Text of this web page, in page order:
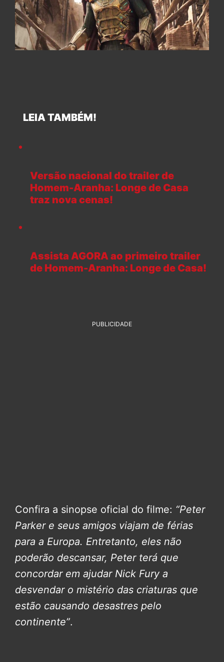
LEIA TAMBÉM!
Versão nacional do trailer de
Homem-Aranha: Longe de Casa
traz nova cenas!
Assista AGORA ao primeiro trailer
de Homem-Aranha: Longe de Casa!
PUBLICIDADE
Confira a sinopse oficial do filme: “Peter
Parker e seus amigos viajam de férias
para a Europa. Entretanto, eles não
poderão descansar, Peter terá que
concordar em ajudar Nick Fury a
desvendar o mistério das criaturas que
estão causando desastres pelo
continente”.